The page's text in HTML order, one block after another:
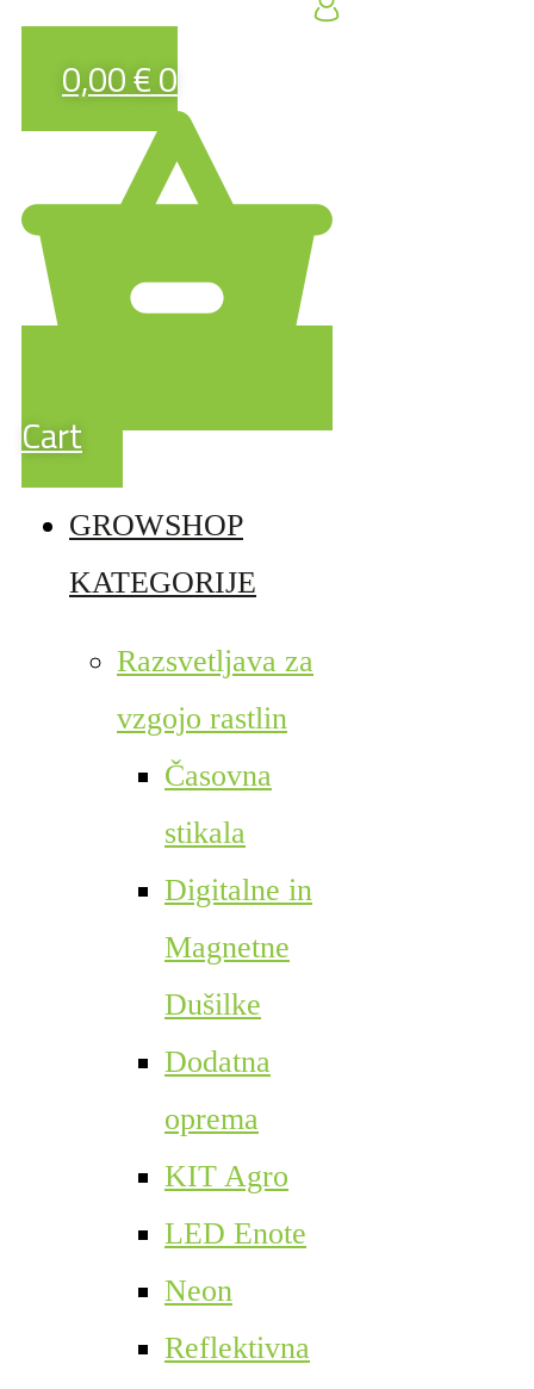
0,00€0
Cart
GROWSHOP
KATEGORIJE
Razsvetljava za
vzgojo rastlin
Časovna
stikala
Digitalne in
Magnetne
Dušilke
Dodatna
oprema
KIT Agro
LED Enote
Neon
Reflektivna